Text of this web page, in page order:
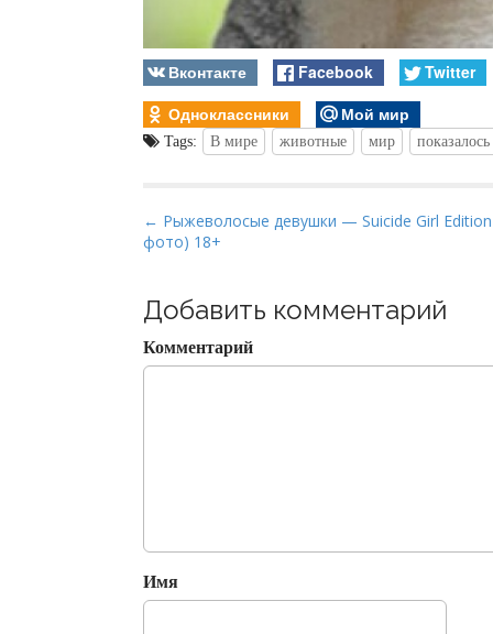
Вконтакте Facebook
Twitter
Одноклассники
Мой мир
Tags: В мире животные мир показалось
P
o
t
n
a
n
← Рыжеволосые девушки — Suicide Girl
фото) 18+
Добавить комментарий
Комментарий
Имя